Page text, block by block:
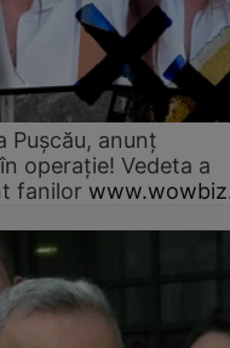
Pușcău, anunț
operație! Vedeta a
fanilor